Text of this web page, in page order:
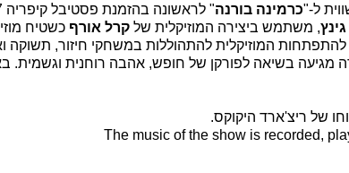
ל-"כרמינה בורנה
גינץ, משתמש ביצירה המוזיקלית של קרל אורף כשטיח
להתפתחות המוזיקלית להתהוללות במשחקי חיזור,
The music of the show is recorded,